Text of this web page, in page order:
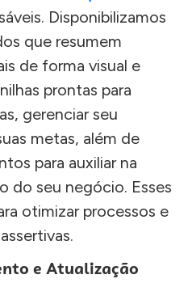
Disponibilizamos
que resumem
de forma visual e
prontas para
gerenciar seu
metas, além de
para auxiliar na
do seu negócio. Esses
otimizar processos e
e Atualização